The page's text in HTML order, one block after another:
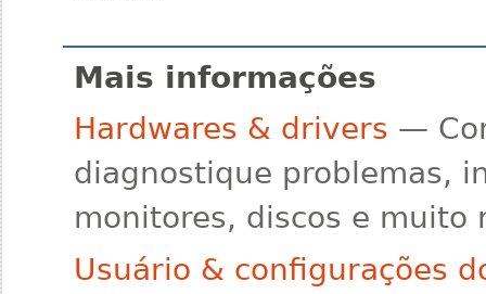
Mais informações
Hardwares & drivers —
diagnostique problemas,
monitores, discos e muito
Usuário & configurações